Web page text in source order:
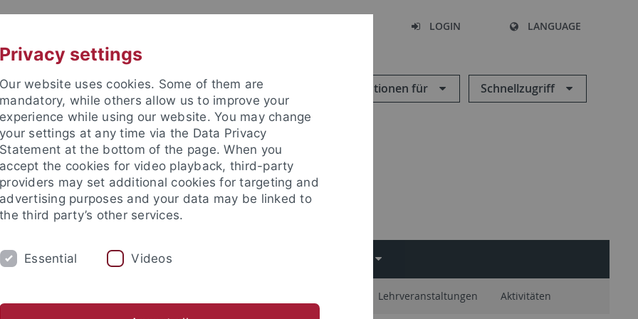
LOGIN LANGUAGE
Informationen für Schnellzugriff
AKTUELLES PERSONEN
Lehrveranstaltungen Aktivitäten
Privacy settings
Our website uses cookies. Some of them are
mandatory, while others allow us to improve your
experience while using our website. You may change
your settings at any time via the Data Privacy
Statement at the bottom of the page. When you
accept the cookies for video playback, third-party
providers may set additional cookies for targeting and
advertising purposes and your data may be linked to
the third party’s other services.
Essential Videos